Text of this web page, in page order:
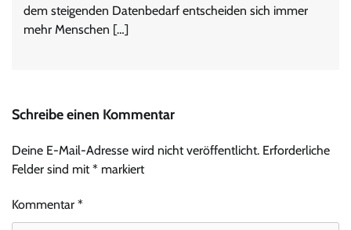
dem steigenden Datenbedarf entscheiden sich immer
mehr Menschen […]
Schreibe einen Kommentar
Deine E-Mail-Adresse wird nicht veröffentlicht. Erforderliche
Felder sind mit* markiert
Kommentar *